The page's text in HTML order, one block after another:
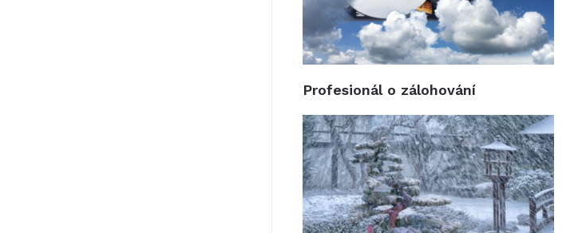
Profesionál o zálohování